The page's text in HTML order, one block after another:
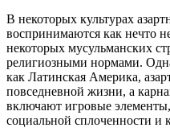
В некоторых культурах
воспринимаются как нечто
некоторых мусульманских
религиозными нормами.
как Латинская Америка,
повседневной жизни, а
включают игровые
социальной сплоченности и